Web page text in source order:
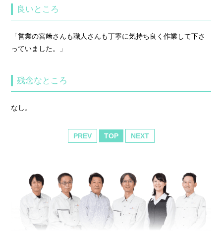
良いところ
「営業の宮﨑さんも職人さんも丁寧に気持ち良く作業して下さ
っていました。」
残念なところ
なし。
PREV TOP NEXT